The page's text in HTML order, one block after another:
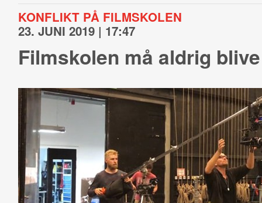
KONFLIKT PÅ FILMSKOLEN
23. JUNI 2019 | 17:47
Filmskolen må aldrig